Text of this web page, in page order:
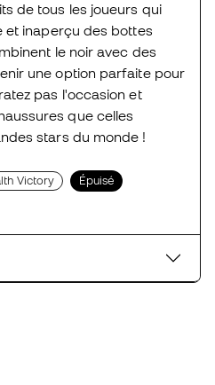
de tous les joueurs qui
et inaperçu des bottes
le noir avec des
une option parfaite pour
pas l'occasion et
que celles
stars du monde !
Victory Épuisé